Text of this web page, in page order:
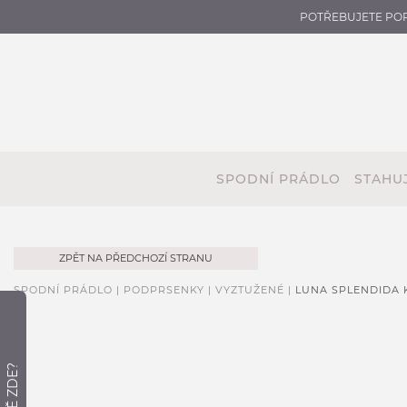
POTŘEBUJETE
SPODNÍ PRÁDLO
ZPĚT NA PŘEDCHOZÍ STRANU
SPODNÍ PRÁDLO | PODPRSENKY | VYZTUŽENÉ | LUNA SPLENDIDA